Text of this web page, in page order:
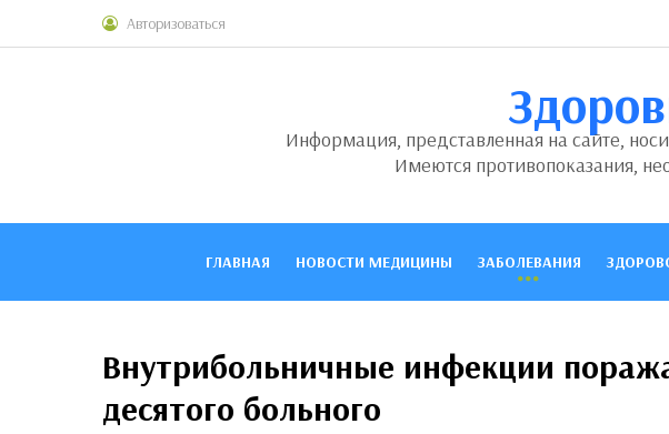
Авторизоваться
Информация, представленная на сайте,
Имеются противопоказания,
ГЛАВНАЯ НОВОСТИ МЕДИЦИНЫ ЗАБОЛЕВАНИЯ
Внутрибольничные инфекции
десятого больного